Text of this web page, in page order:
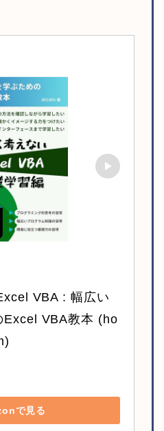
VBA : 幅広い
Excel VBA教本 (ho
で見る